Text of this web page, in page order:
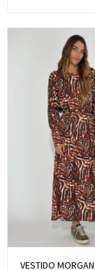
VESTIDO